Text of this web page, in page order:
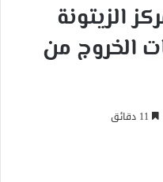
الزيتونة
الخروج من